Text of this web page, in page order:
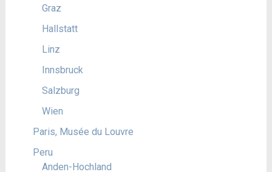
Graz
Hallstatt
Linz
Innsbruck
Salzburg
Wien
Paris, Musée du Louvre
Peru
Anden-Hochland